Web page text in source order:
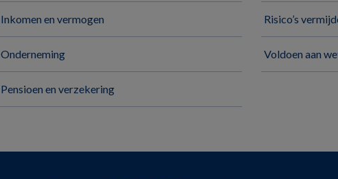
Inkomen en vermogen
Onderneming
Pensioen en verzekering
Risico’s
Voldoen aan